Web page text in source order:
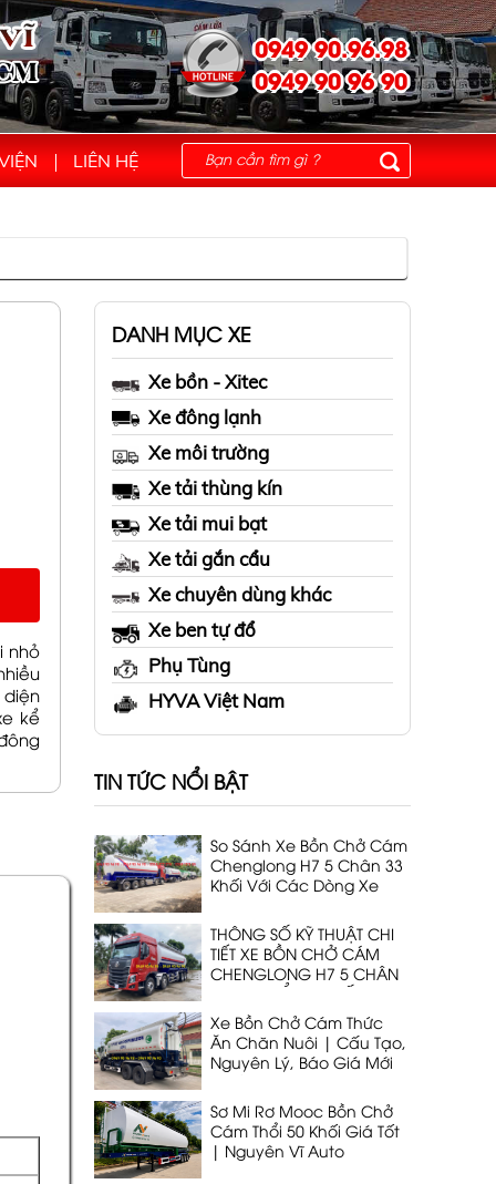
0949 90.96.98
0949 90 96 90
LIÊN HỆ
DANH MỤC XE
Xe bồn - Xitec
Xe đông lạnh
Xe môi trường
Xe tải thùng kín
Xe tải mui bạt
Xe tải gắn cẩu
Xe chuyên dùng khác
Xe ben tự đổ
Phụ Tùng
HYVA Việt Nam
TIN TỨC NỔI BẬT
So Sánh Xe Bồn Chở Cám
Chenglong H7 5 Chân 33
Khối Với Các Dòng Xe
THÔNG SỐ KỸ THUẬT CHI
TIẾT XE BỒN CHỞ CÁM
CHENGLONG H7 5 CHÂN
DẠNG THỔI 33 KHỐI
Xe Bồn Chở Cám Thức
Ăn Chăn Nuôi | Cấu Tạo,
Nguyên Lý, Báo Giá Mới
Sơ Mi Rơ Mooc Bồn Chở
Cám Thổi 50 Khối Giá Tốt
| Nguyên Vĩ Auto
nhỏ
diện
kể